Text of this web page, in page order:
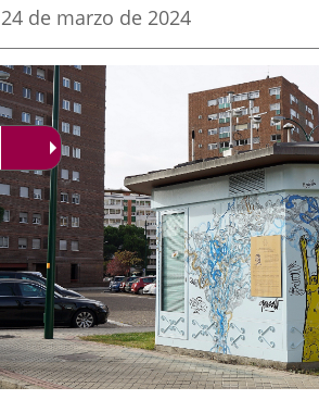
Fecha
la
noticia
24 de marzo de 2024